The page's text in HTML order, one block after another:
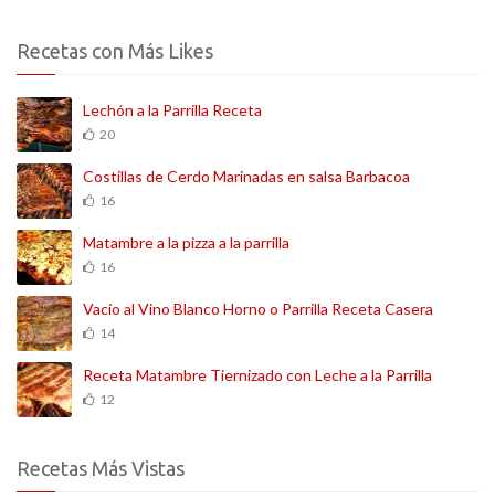
Recetas con Más Likes
Lechón a la Parrilla Receta
20
Costillas de Cerdo Marinadas en salsa Barbacoa
16
Matambre a la pizza a la parrilla
16
Vacío al Vino Blanco Horno o Parrilla Receta Casera
14
Receta Matambre Tiernizado con Leche a la Parrilla
12
Recetas Más Vistas